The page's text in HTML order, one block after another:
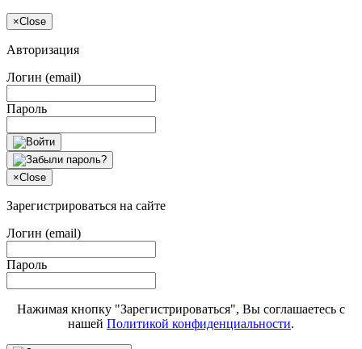
×Close
Авторизация
Логин (email)
Пароль
×Close
Зарегистрироваться на сайте
Логин (email)
Пароль
Нажимая кнопку "Зарегистрироваться", Вы соглашаетесь с
нашей Политикой конфиденциальности.